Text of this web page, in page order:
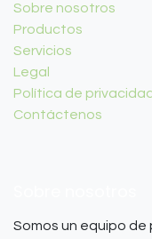
Sobre nosotros
Productos
Servicios
Legal
Política de privacidad
Contáctenos
Somos un equipo